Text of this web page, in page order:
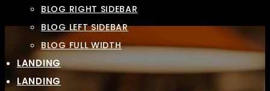
BLOG RIGHT SIDEBAR
BLOG LEFT SIDEBAR
BLOG FULL WIDTH
LANDING
LANDING